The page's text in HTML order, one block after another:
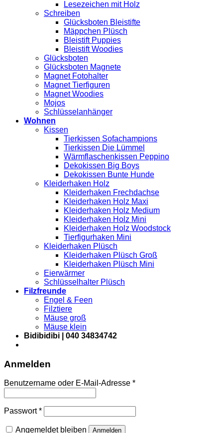
Lesezeichen mit Holz
Schreiben
Glücksboten Bleistifte
Mäppchen Plüsch
Bleistift Puppies
Bleistift Woodies
Glücksboten
Glücksboten Magnete
Magnet Fotohalter
Magnet Tierfiguren
Magnet Woodies
Mojos
Schlüsselanhänger
Wohnen
Kissen
Tierkissen Sofachampions
Tierkissen Die Lümmel
Wärmflaschenkissen Peppino
Dekokissen Big Boys
Dekokissen Bunte Hunde
Kleiderhaken Holz
Kleiderhaken Frechdachse
Kleiderhaken Holz Maxi
Kleiderhaken Holz Medium
Kleiderhaken Holz Mini
Kleiderhaken Holz Woodstock
Tierfigurhaken Mini
Kleiderhaken Plüsch
Kleiderhaken Plüsch Groß
Kleiderhaken Plüsch Mini
Eierwärmer
Schlüsselhalter Plüsch
Filzfreunde
Engel & Feen
Filztiere
Mäuse groß
Mäuse klein
Bidibidibi | 040 34834742
Anmelden
Benutzername oder E-Mail-Adresse *Erforderlich
Passwort*Erforderlich
Angemeldet bleiben Anmelden